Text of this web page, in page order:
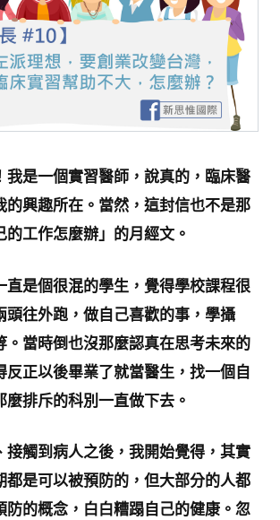
我是一個實習醫師，說真的，臨床醫
的興趣所在。當然，這封信也不是那
的工作怎麼辦」的月經文。
直是個很混的學生，覺得學校課程很
頭往外跑，做自己喜歡的事，學攝
。當時倒也沒那麼認真在思考未來的
反正以後畢業了就當醫生，找一個自
麼排斥的科別一直做下去。
接觸到病人之後，我開始覺得，其實
都是可以被預防的，但大部分的人都
防的概念，白白糟蹋自己的健康。忽